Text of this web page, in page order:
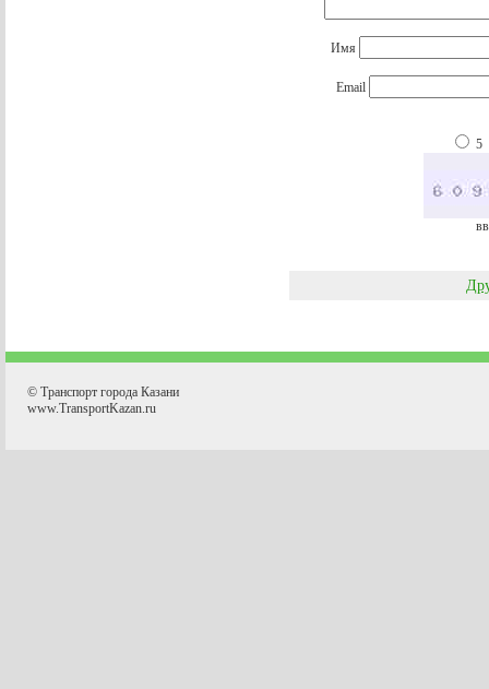
Имя
Email
5
© Транспорт города Казани
www.TransportKazan.ru